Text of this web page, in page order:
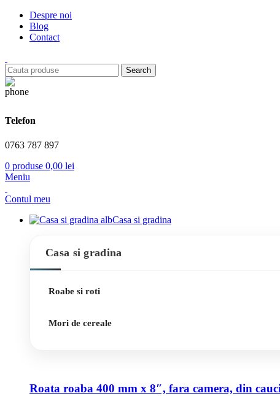
Despre noi
Blog
Contact
Search
Telefon
0763 787 897
0 produse 0,00 lei
Meniu
Contul meu
Casa si gradina
Casa si gradina
Roabe si roti
Mori de cereale
Roata roaba 400 mm x 8″, fara camera, din